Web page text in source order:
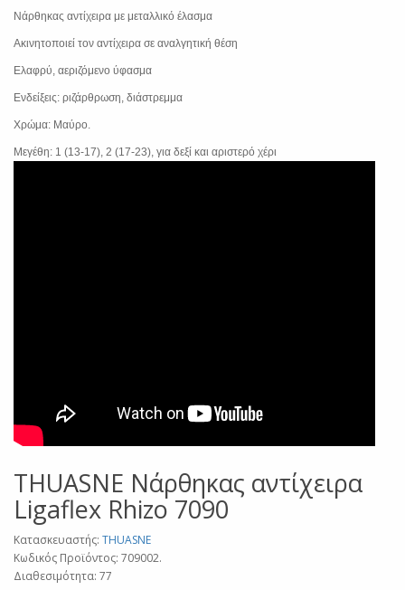
Νάρθηκας αντίχειρα με μεταλλικό έλασμα
Ακινητοποιεί τον αντίχειρα σε αναλγητική θέση
Ελαφρύ, αεριζόμενο ύφασμα
Ενδείξεις: ριζάρθρωση, διάστρεμμα
Χρώμα: Μαύρο.
Μεγέθη: 1 (13-17), 2 (17-23), για δεξί και αριστερό χέρι
THUASNE Νάρθηκας αντίχειρα
Ligaflex Rhizo 7090
Κατασκευαστής: THUASNE
Κωδικός Προϊόντος: 709002.
Διαθεσιμότητα: 77